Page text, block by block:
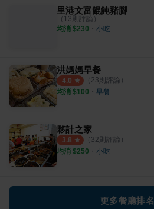
里港文富餛飩豬腳
（ 13則評論）
均消 $230 ・ 小吃
洪媽媽早餐
4.0 （ 23則評論）
均消 $100 ・ 早餐
夥計之家
3.8 （ 32則評論）
均消 $250 ・ 小吃
更多餐廳排名